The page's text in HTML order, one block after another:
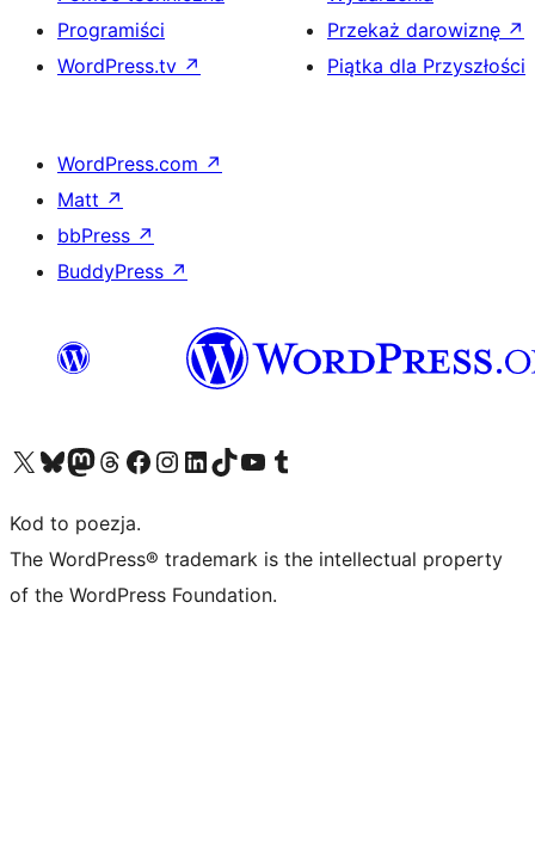
Programiści
WordPress.tv ↗
Przekaż darowiznę ↗
Piątka dla Przyszłości
WordPress.com ↗
Matt ↗
bbPress ↗
BuddyPress ↗
Odwiedź nasze konto X (dawniej Twitter)
Odwiedź nasze konto Bluesky
Odwiedź nasze konto na Mastodoncie
Odwiedź naszego Threadsa
Odwiedź naszego Facebooka
Odwiedź nasze konto na Instagramie
Odwiedź nasze konto na LinkedIn
Odwiedź naszego TikToka
Odwiedź nasz kanał YouTube
Odwiedź naszego Tumblra
Kod to poezja.
The WordPress® trademark is the intellectual property
of the WordPress Foundation.